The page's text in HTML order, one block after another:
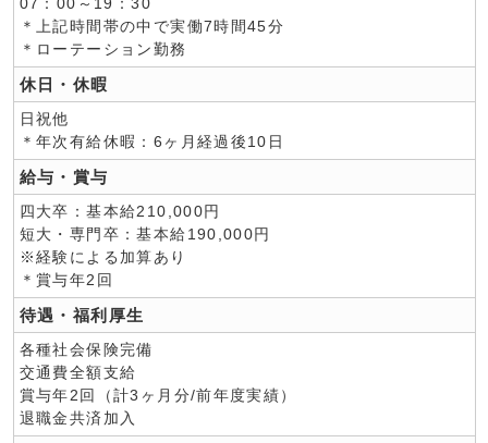
＊上記時間帯の中で実働7時間45分
＊ローテーション勤務
休日・休暇
日祝他
＊年次有給休暇：6ヶ月経過後10日
給与・賞与
四大卒：基本給210,000円
短大・専門卒：基本給190,000円
※経験による加算あり
＊賞与年2回
待遇・福利厚生
各種社会保険完備
交通費全額支給
賞与年2回（計3ヶ月分/前年度実績）
退職金共済加入